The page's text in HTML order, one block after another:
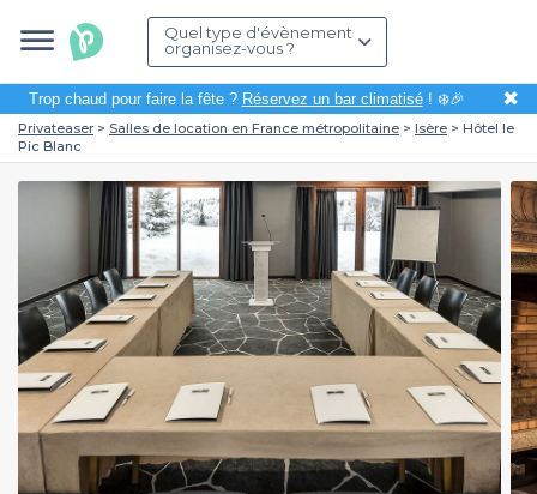
Quel type d'évènement
organisez-vous ?
Trop chaud pour faire la fête ? Réservez un bar climatisé! ❄️🎉 ✖
Privateaser Salles de location en France métropolitaine Isère
Hôtel le
Pic Blanc